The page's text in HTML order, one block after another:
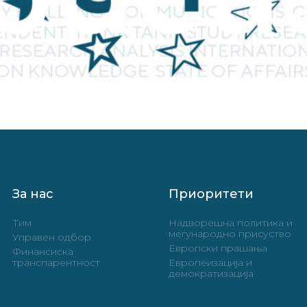
За нас
Тим
Управен одбор
Финансиска
транспарентност
Приоритети
Надворешна политика и
меѓународно присуство
Европски прашања
Европеизација и
демократизација